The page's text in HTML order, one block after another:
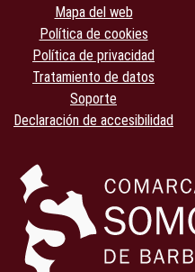
Mapa del web
Política de cookies
Política de privacidad
Tratamiento de datos
Soporte
Declaración de accesibilidad